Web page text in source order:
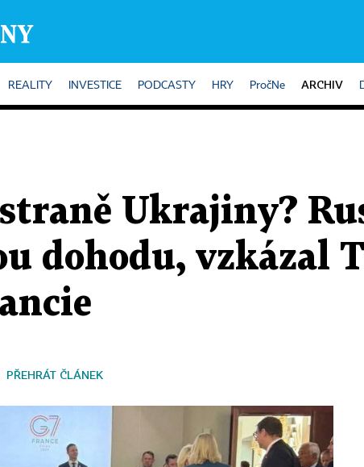
REALITY INVESTICE PODCASTY HRY PročNe ARCHIV
Ukrajiny?
dohodu, vzkázal
PŘEHRÁT ČLÁNEK